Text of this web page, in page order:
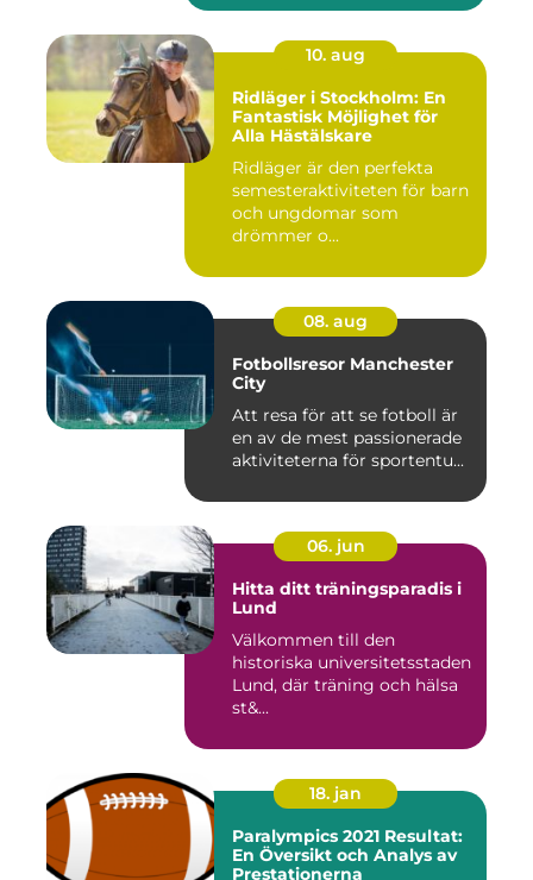
10. aug
Ridläger i Stockholm: En
Fantastisk Möjlighet för
Alla Hästälskare
Ridläger är den perfekta
semesteraktiviteten för barn
och ungdomar som
drömmer o...
08. aug
Fotbollsresor Manchester
City
Att resa för att se fotboll är
en av de mest passionerade
aktiviteterna för sportentu...
06. jun
Hitta ditt träningsparadis i
Lund
Välkommen till den
historiska universitetsstaden
Lund, där träning och hälsa
st&...
18. jan
Paralympics 2021 Resultat:
En Översikt och Analys av
Prestationerna